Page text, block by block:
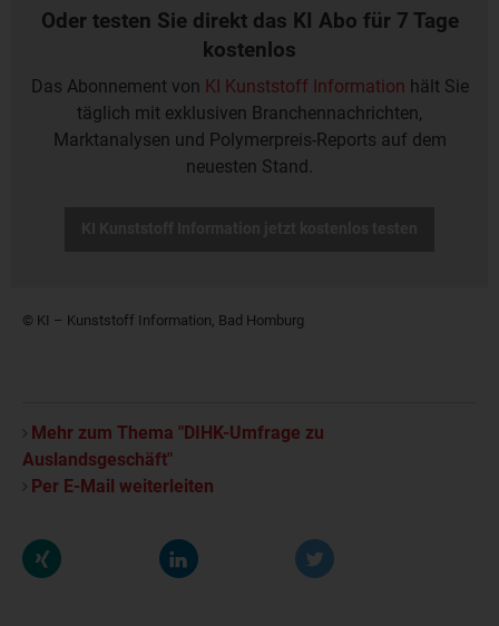
Oder testen Sie direkt das KI Abo für 7 Tage
kostenlos
Das Abonnement von KI Kunststoff Information hält Sie
täglich mit exklusiven Branchennachrichten,
Marktanalysen und Polymerpreis-Reports auf dem
neuesten Stand.
© KI – Kunststoff Information, Bad Homburg
Mehr zum Thema "DIHK-Umfrage zu
Auslandsgeschäft"
Per E-Mail weiterleiten